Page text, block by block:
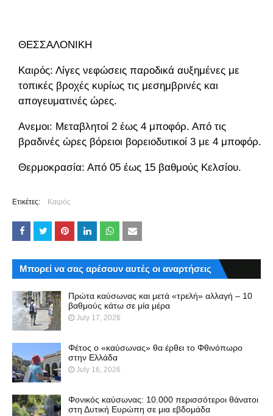
ΘΕΣΣΑΛΟΝΙΚΗ
Καιρός: Λίγες νεφώσεις παροδικά αυξημένες με
τοπικές βροχές κυρίως τις μεσημβρινές και
απογευματινές ώρες.
Ανεμοι: Μεταβλητοί 2 έως 4 μποφόρ. Από τις
βραδινές ώρες βόρειοι βορειοδυτικοί 3 με 4 μποφόρ.
Θερμοκρασία: Από 05 έως 15 βαθμούς Κελσίου.
Ετικέτες: Καιρός
Μπορεί να σας αρέσουν αυτές οι αναρτήσεις
Πρώτα καύσωνας και μετά «τρελή» αλλαγή – 10
βαθμούς κάτω σε μία μέρα
July 17, 2026
Φέτος ο «καύσωνας» θα έρθει το Φθινόπωρο
στην Ελλάδα
July 16, 2026
Φονικός καύσωνας: 10.000 περισσότεροι θάνατοι
στη Δυτική Ευρώπη σε μια εβδομάδα